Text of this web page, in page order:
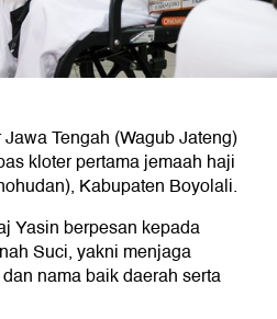
Tengah (Wagub Jateng)
kloter pertama jemaah haji
Kabupaten Boyolali.
Yasin berpesan kepada
Suci, yakni menjaga
nama baik daerah serta